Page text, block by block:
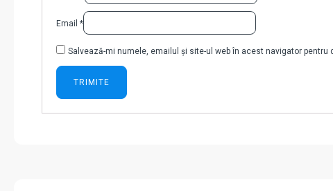
Email *
Salvează-mi numele, emailul și site-ul web în acest navigator